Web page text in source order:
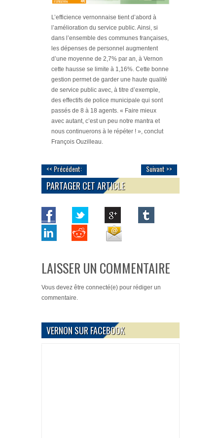
L’efficience vernonnaise tient d’abord à
l’amélioration du service public. Ainsi, si
dans l’ensemble des communes françaises,
les dépenses de personnel augmentent
d’une moyenne de 2,7% par an, à Vernon
cette hausse se limite à 1,16%. Cette bonne
gestion permet de garder une haute qualité
de service public avec, à titre d’exemple,
des effectifs de police municipale qui sont
passés de 8 à 18 agents. « Faire mieux
avec autant, c’est un peu notre mantra et
nous continuerons à le répéter ! », conclut
François Ouzilleau.
<< Précédent: Suivant >>
PARTAGER CET ARTICLE
LAISSER UN COMMENTAIRE
Vous devez être connecté(e) pour rédiger un
commentaire.
VERNON SUR FACEBOOK